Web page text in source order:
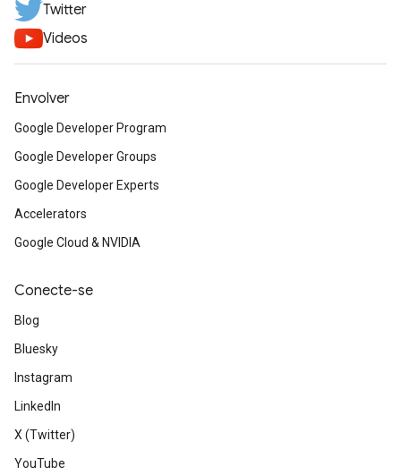
Twitter
Videos
Envolver
Google Developer Program
Google Developer Groups
Google Developer Experts
Accelerators
Google Cloud & NVIDIA
Conecte-se
Blog
Bluesky
Instagram
LinkedIn
X (Twitter)
YouTube